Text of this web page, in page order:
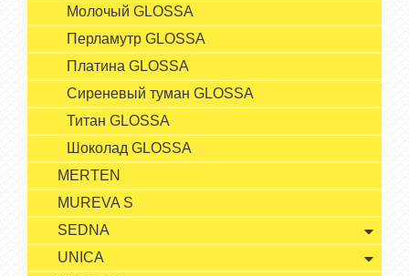
Молочый GLOSSA
Перламутр GLOSSA
Платина GLOSSA
Сиреневый туман GLOSSA
Титан GLOSSA
Шоколад GLOSSA
MERTEN
MUREVA S
SEDNA
UNICA